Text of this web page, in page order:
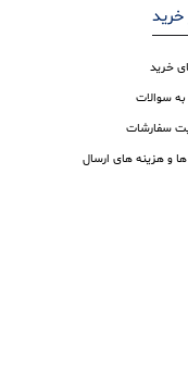
خرید
خرید
سوالات
سفارشات
و هزینه های ارسال